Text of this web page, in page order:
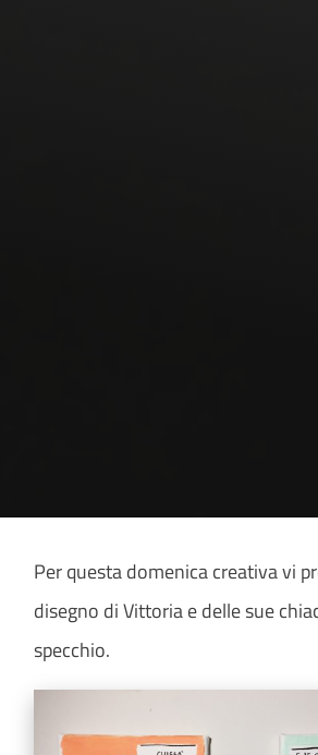
Per questa domenica creativa vi
disegno di Vittoria e delle sue
specchio.